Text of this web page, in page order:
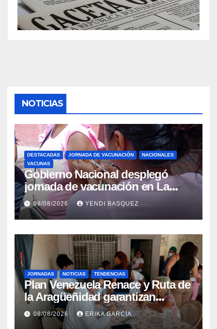
NOTICIAS
DESTACADAS JORNADA DE VACUNACIÓN
NACIONALES
VACUNAS
Gobierno Nacional desplegó
jornada de vacunación en La
Guaira para garantizar protección
epidemiológica
08/08/2026 YENDI BASQUEZ
JORNADAS NOTICIAS TENDENCIAS
Plan Venezuela Renace y Ruta de
la Aragüeñidad garantizan
atención médica integral en
Aragua
08/08/2026 ERIKA GARCÍA